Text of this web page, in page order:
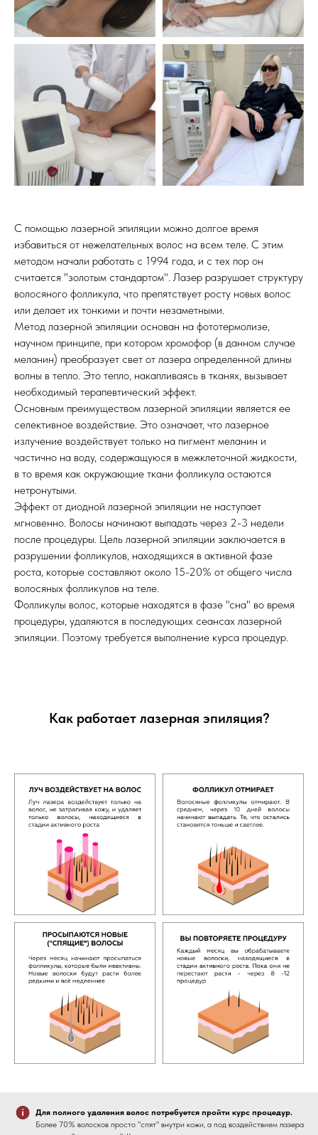
С помощью лазерной эпиляции можно долгое время
избавиться от нежелательных волос на всем теле. С этим
методом начали работать с 1994 года, и с тех пор он
считается "золотым стандартом". Лазер разрушает структуру
волосяного фолликула, что препятствует росту новых волос
или делает их тонкими и почти незаметными.
Метод лазерной эпиляции основан на фототермолизе,
научном принципе, при котором хромофор (в данном случае
меланин) преобразует свет от лазера определенной длины
волны в тепло. Это тепло, накапливаясь в тканях, вызывает
необходимый терапевтический эффект.
Основным преимуществом лазерной эпиляции является ее
селективное воздействие. Это означает, что лазерное
излучение воздействует только на пигмент меланин и
частично на воду, содержащуюся в межклеточной жидкости,
в то время как окружающие ткани фолликула остаются
нетронутыми.
Эффект от диодной лазерной эпиляции не наступает
мгновенно. Волосы начинают выпадать через 2-3 недели
после процедуры. Цель лазерной эпиляции заключается в
разрушении фолликулов, находящихся в активной фазе
роста, которые составляют около 15-20% от общего числа
волосяных фолликулов на теле.
Фолликулы волос, которые находятся в фазе "сна" во время
процедуры, удаляются в последующих сеансах лазерной
эпиляции. Поэтому требуется выполнение курса процедур.
Как работает лазерная эпиляция?
Для полного удаления волос потребуется пройти курс процедур.
Более 70% волосков просто "спят" внутри кожи, а под воздействием лазера